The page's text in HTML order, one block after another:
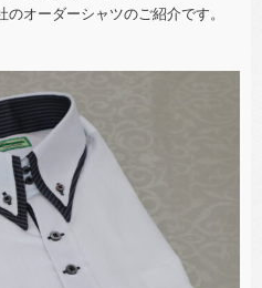
オーダーシャツのご紹介です。